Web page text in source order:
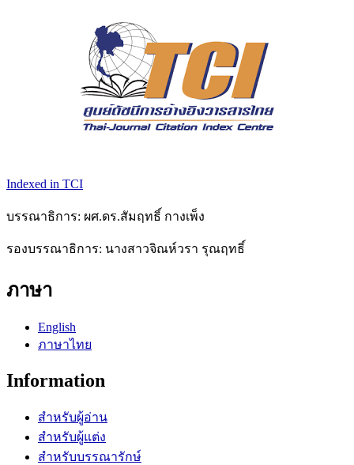
Indexed in TCI
บรรณาธิการ: ผศ.ดร.สัมฤทธิ์ กางเพ็ง
รองบรรณาธิการ: นางสาวจิณห์วรา รุณฤทธิ์
ภาษา
English
ภาษาไทย
Information
สำหรับผู้อ่าน
สำหรับผู้แต่ง
สำหรับบรรณารักษ์